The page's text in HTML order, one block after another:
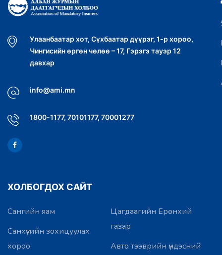
Улаанбаатар хот, Сүхбаатар дүүрэг, 1-р хороо,
Чингисийн өргөн чөлөө – 17, Гэрэгэ тауэр 12
давхар
info@ami.mn
1800-1177, 70101177, 70001277
ХОЛБОГДОХ САЙТ
Сангийн яам
Санхүүгийн зохицуулах
хороо
Цагдаагийн Ерөнхий
газар
Авто тээврийн үндэсний